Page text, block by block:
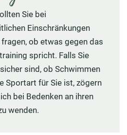
Sie bei
Einschränkungen
ob etwas gegen das
spricht. Falls Sie
sind, ob Schwimmen
Sportart für Sie ist, zögern
bei Bedenken an ihren
wenden.